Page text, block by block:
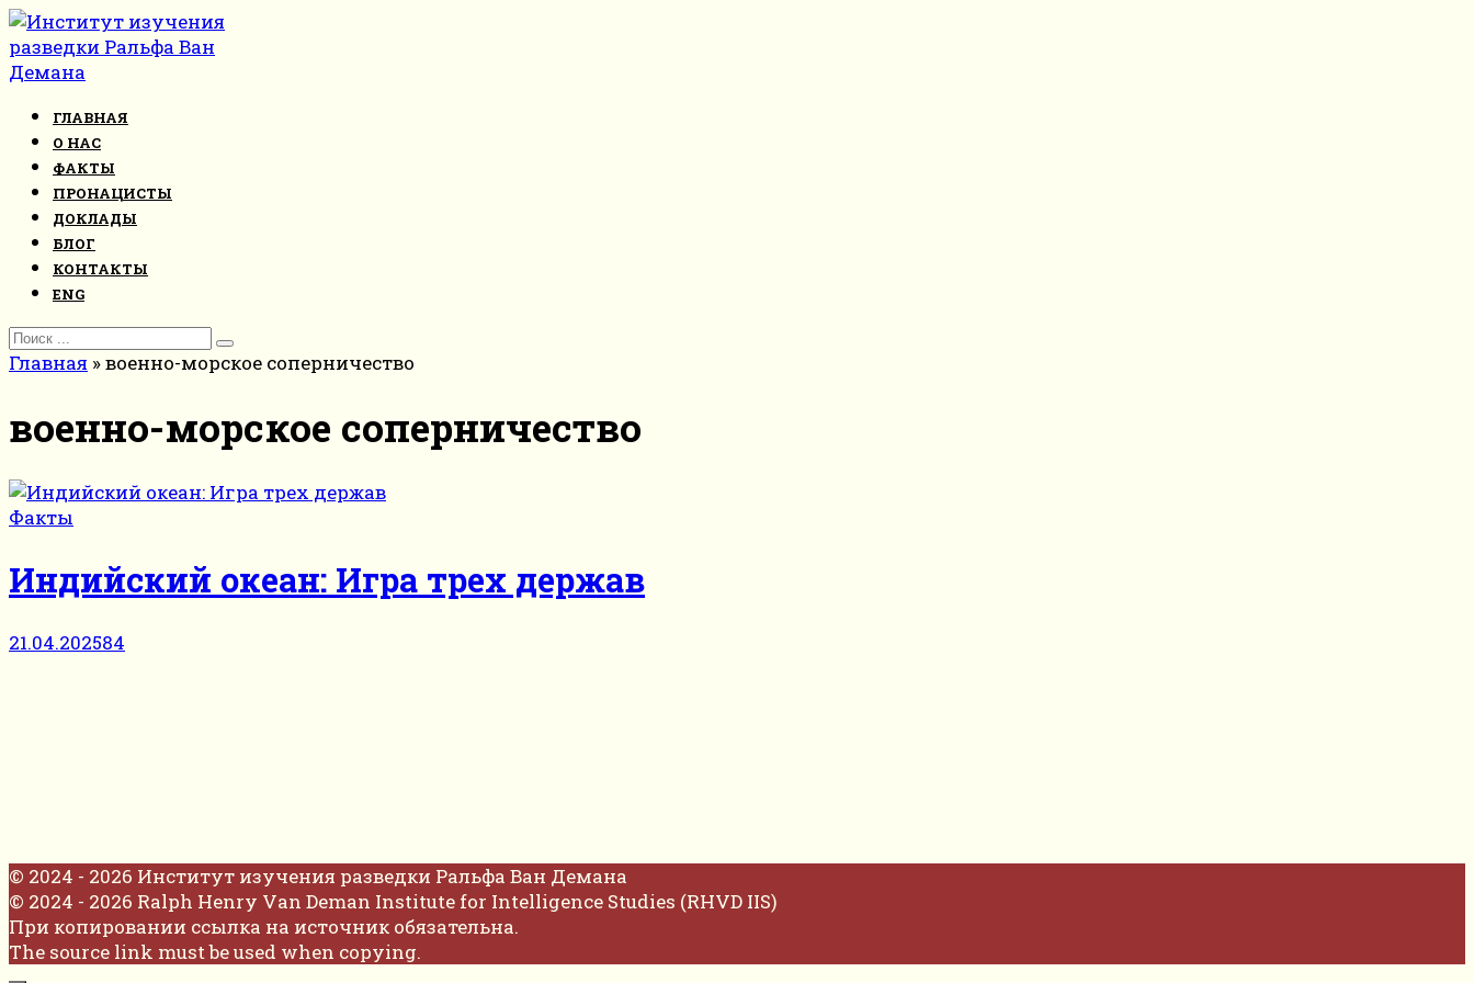
Перейти
к
контенту
ГЛАВНАЯ
О НАС
ФАКТЫ
ПРОНАЦИСТЫ
ДОКЛАДЫ
БЛОГ
КОНТАКТЫ
ENG
Search
for:
Главная »военно-морское соперничество
военно-морское соперничество
Факты
Индийский океан: Игра трех держав
21.04.202584
© 2024 - 2026 Институт изучения разведки Ральфа Ван Демана
© 2024 - 2026 Ralph Henry Van Deman Institute for Intelligence Studies (RHVD IIS)
При копировании ссылка на источник обязательна.
The source link must be used when copying.